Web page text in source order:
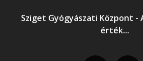
Sziget Gyógyászati Központ -
érték...